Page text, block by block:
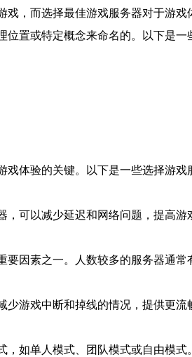
戏，而选择最佳游戏服务器对于游
位置或特定概念来命名的。以下是一
体验的关键。以下是一些选择游戏
可以减少延迟和网络问题，提高游
要因素之一。人数较多的服务器通
游戏中断和掉线的情况，提供更流
，如单人模式、团队模式或自由模式